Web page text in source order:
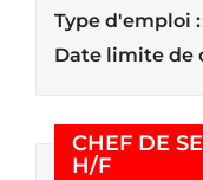
Type d'emploi :
Date limite de
CHEF DE
H/F